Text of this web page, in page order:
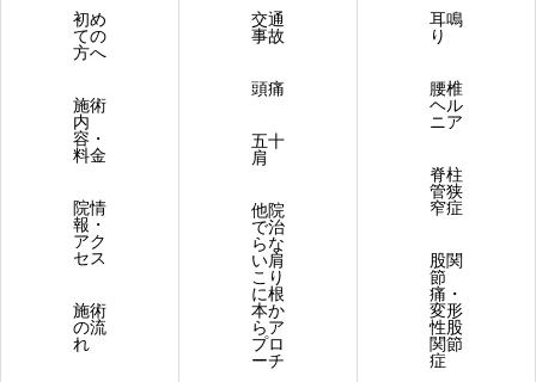
初め
ての
方へ
施術
内
容・
料金
院情
報・
アク
セス
施術
の流
れ
交通
事故
頭痛
五十
肩
他院
で治
らな
い肩
こり
に根
本か
らア
プロ
ーチ
耳鳴
り
腰椎
ヘル
ニア
脊柱
管狭
窄症
股関
節
痛・
変形
性股
関節
症